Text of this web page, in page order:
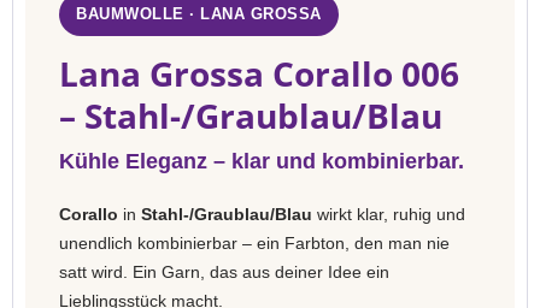
BAUMWOLLE · LANA GROSSA
Lana Grossa Corallo 006
– Stahl-/Graublau/Blau
Kühle Eleganz – klar und kombinierbar.
Corallo in Stahl-/Graublau/Blau wirkt klar, ruhig und
unendlich kombinierbar – ein Farbton, den man nie
satt wird. Ein Garn, das aus deiner Idee ein
Lieblingsstück macht.